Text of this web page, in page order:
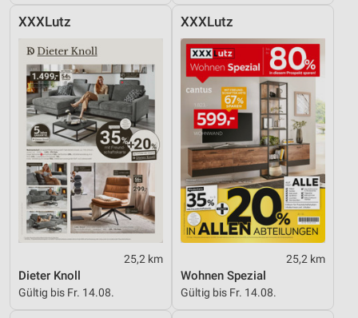
XXXLutz
25,2 km
Dieter Knoll
Gültig bis Fr. 14.08.
XXXLutz
25,2 km
Wohnen Spezial
Gültig bis Fr. 14.08.